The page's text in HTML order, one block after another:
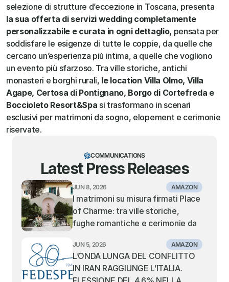
COMMUNICATIONS
Latest Press Releases
JUN 8, 2026 AMAZON
I matrimoni su misura firmati Place
of Charme: tra ville storiche,
fughe romantiche e cerimonie da
JUN 5, 2026 AMAZON
L’ONDA LUNGA DEL CONFLITTO
IN IRAN RAGGIUNGE L’ITALIA.
la sua offerta di servizi wedding completamente
personalizzabile e curata in ogni dettaglio, pensata per
soddisfare le esigenze di tutte le coppie, da quelle che
cercano un’esperienza più intima, a quelle che vogliono
un evento più sfarzoso. Tra ville storiche, antichi
monasteri e borghi rurali, le location Villa Olmo, Villa
Agape, Certosa di Pontignano, Borgo di Cortefreda e
Boccioleto Resort&Spa si trasformano in scenari
esclusivi per matrimoni da sogno, elopement e cerimonie
riservate.